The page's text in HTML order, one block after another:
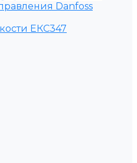
Danfoss
ЕКС347